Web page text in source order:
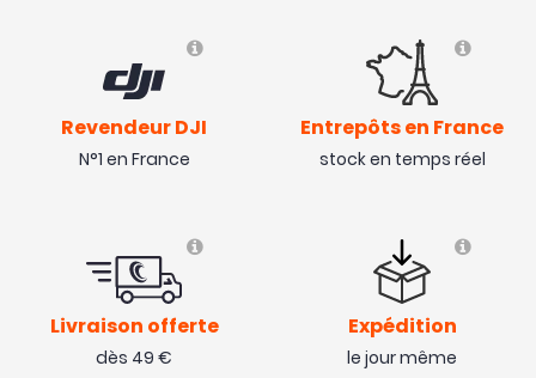
Revendeur DJI
N°1 en France
Entrepôts en France
stock en temps réel
Livraison offerte
dès 49 €
Expédition
le jour même